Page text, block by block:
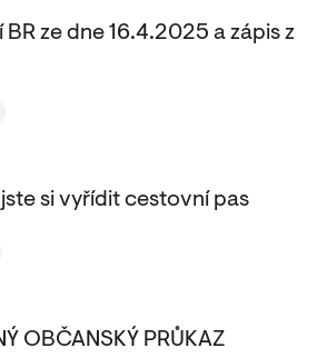
BR ze dne 16.4.2025 a zápis z
jste si vyřídit cestovní pas
OBČANSKÝ PRŮKAZ